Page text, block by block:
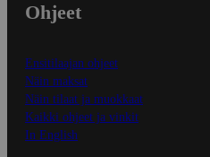
Ohjeet
Ensitilaajan ohjeet
Näin maksat
Näin tilaat ja muokkaat
Kaikki ohjeet ja vinkit
In English